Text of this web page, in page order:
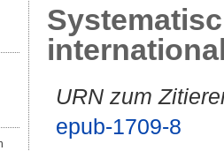
URN zum
epub-1709-8